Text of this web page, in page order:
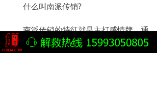
什么叫南派传销?
南派传销的特征就是主打感情牌，通
过不断洗脑的方式来达到对受害者的精神